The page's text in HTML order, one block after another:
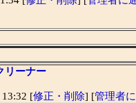
リーナー
13:32 [修正・削除] [管理者